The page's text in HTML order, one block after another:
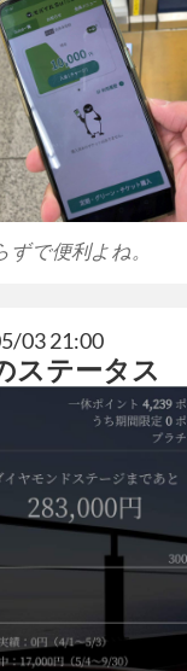
ずで便利よね。
03 21:00
ステータス